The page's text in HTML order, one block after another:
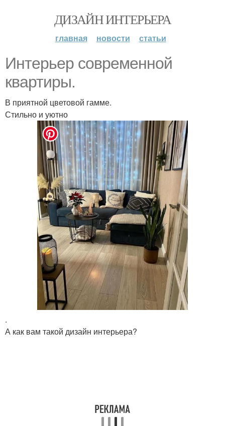
ДИЗАЙН ИНТЕРЬЕРА
главная новости статьи
Интерьер современной
квартиры.
В приятной цветовой гамме.
Стильно и уютно
.
А как вам такой дизайн интерьера?